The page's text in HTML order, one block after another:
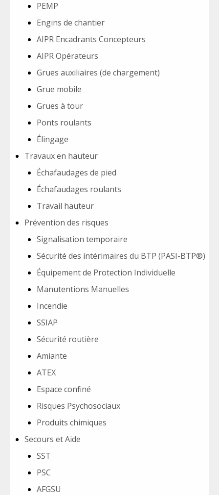
PEMP
Engins de chantier
AIPR Encadrants Concepteurs
AIPR Opérateurs
Grues auxiliaires (de chargement)
Grue mobile
Grues à tour
Ponts roulants
Élingage
Travaux en hauteur
Échafaudages de pied
Échafaudages roulants
Travail hauteur
Prévention des risques
Signalisation temporaire
Sécurité des intérimaires du BTP (PASI-BTP®)
Équipement de Protection Individuelle
Manutentions Manuelles
Incendie
SSIAP
Sécurité routière
Amiante
ATEX
Espace confiné
Risques Psychosociaux
Produits chimiques
Secours et Aide
SST
PSC
AFGSU